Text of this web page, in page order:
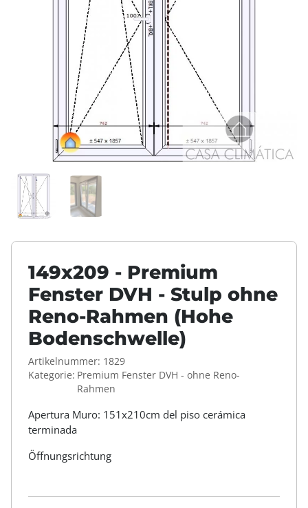
149x209 - Premium
Fenster DVH - Stulp ohne
Reno-Rahmen (Hohe
Bodenschwelle)
Artikelnummer: 1829
Kategorie: Premium Fenster DVH - ohne Reno-
Rahmen
Apertura Muro: 151x210cm del piso cerámica
terminada
Öffnungsrichtung